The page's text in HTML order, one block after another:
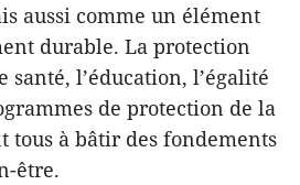
aussi comme un élément
durable. La protection
santé, l’éducation, l’égalité
de protection de la
à bâtir des fondements
être.